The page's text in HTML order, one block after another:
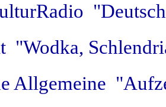
"Wodka,
Allgemeine